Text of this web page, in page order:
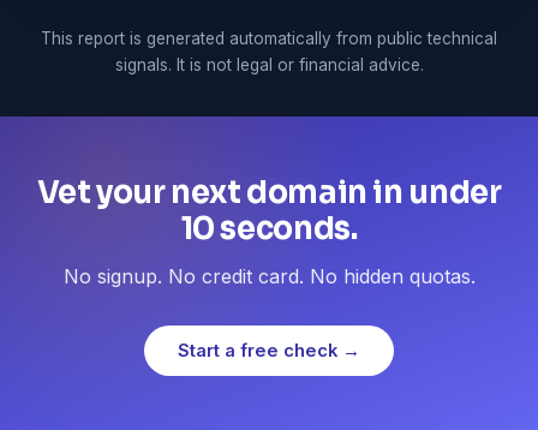
This report is generated automatically from public technical
signals. It is not legal or financial advice.
Vet your next domain in under
10 seconds.
No signup. No credit card. No hidden quotas.
Start a free check →